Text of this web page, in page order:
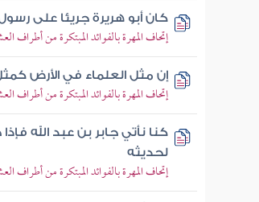
كان أبو هريرة جريئا على
إتحاف المهرة بالفوائد المبتكرة من
إن مثل العلماء في الأرض
إتحاف المهرة بالفوائد المبتكرة من
كنا نأتي جابر بن عبد الله
لحديثه
إتحاف المهرة بالفوائد المبتكرة من أطراف